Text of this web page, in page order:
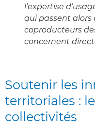
l’expertise
qui passent alors
coproducteurs
concernent
Soutenir les
territoriales :
collectivités